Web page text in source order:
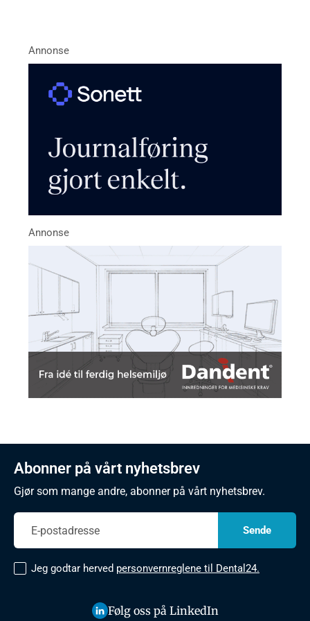
Abonner på vårt nyhetsbrev
Gjør som mange andre, abonner på vårt nyhetsbrev.
Jeg godtar herved personvernreglene til Dental24.
Følg oss på LinkedIn